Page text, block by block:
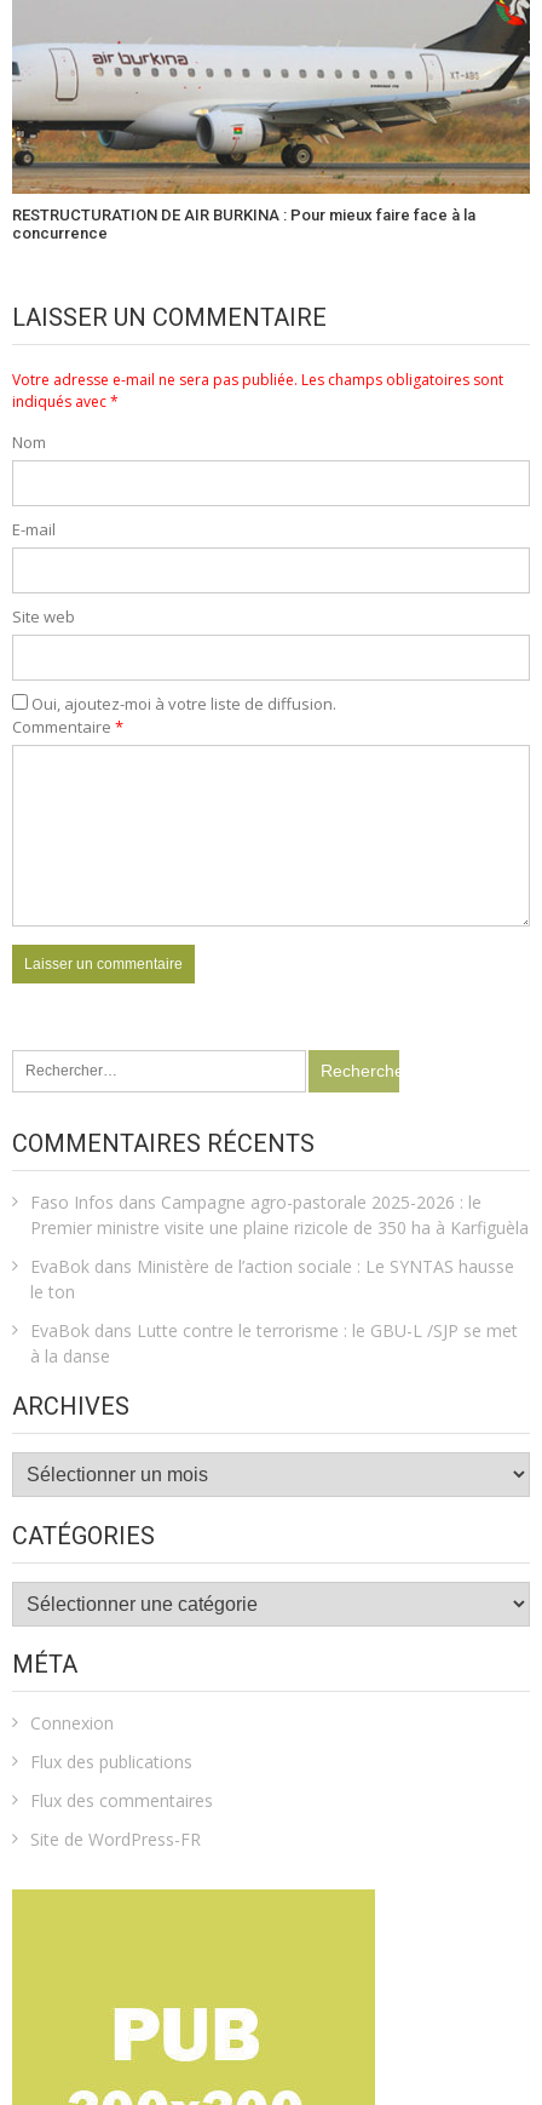
RESTRUCTURATION DE AIR BURKINA : Pour mieux faire face à la
concurrence
LAISSER UN COMMENTAIRE
Votre adresse e-mail ne sera pas publiée. Les champs obligatoires sont
indiqués avec*
Nom
E-mail
Site web
Oui, ajoutez-moi à votre liste de diffusion.
Commentaire *
Rechercher :
COMMENTAIRES RÉCENTS
Faso Infos dans Campagne agro-pastorale 2025-2026 : le
Premier ministre visite une plaine rizicole de 350 ha à Karfiguèla
EvaBok dans Ministère de l’action sociale : Le SYNTAS hausse
le ton
EvaBok dans Lutte contre le terrorisme : le GBU-L /SJP se met
à la danse
ARCHIVES
Archives
CATÉGORIES
Catégories
MÉTA
Connexion
Flux des publications
Flux des commentaires
Site de WordPress-FR